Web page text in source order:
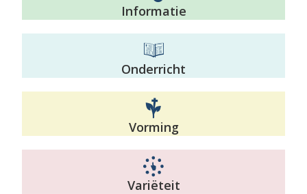
Informatie
Onderricht
Vorming
Variëteit